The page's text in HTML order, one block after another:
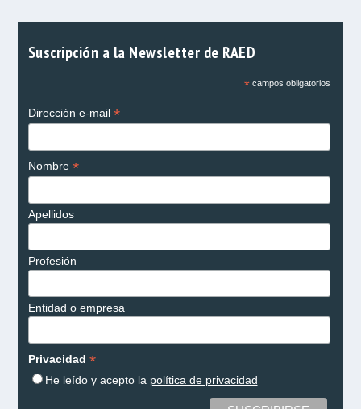
Suscripción a la Newsletter de RAED
*campos obligatorios
Dirección e-mail *
Nombre *
Apellidos
Profesión
Entidad o empresa
Privacidad *
He leído y acepto la política de privacidad